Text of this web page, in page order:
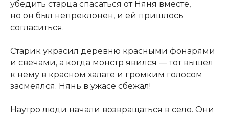
убедить старца спасаться от Няня вместе,
но он был непреклонен, и ей пришлось
согласиться.
Старик украсил деревню красными фонарями
и свечами, а когда монстр явился — тот вышел
к нему в красном халате и громким голосом
засмеялся. Нянь в ужасе сбежал!
Наутро люди начали возвращаться в село. Они